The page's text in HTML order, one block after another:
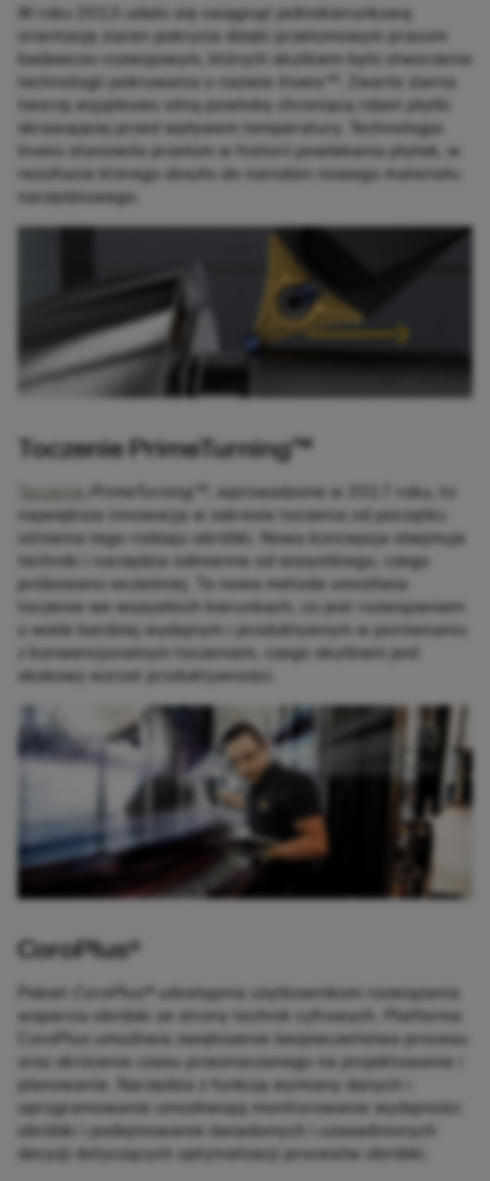
W roku 2013 udało się osiągnąć jednokierunkową
orientację ziaren pokrycia dzięki przełomowym pracom
badawczo-rozwojowym, których skutkiem było stworzenie
technologii pokrywania o nazwie Inveio™ . Zwarte ziarna
tworzą wyjątkowo silną powłokę chroniącą rdzeń płytki
skrawającej przed wpływem temperatury. Technologia
Inveio stanowiła przełom w historii powlekania płytek, w
rezultacie którego doszło do narodzin nowego materiału
narzędziowego.
Toczenie PrimeTurning™
Toczenie PrimeTurning™
, wprowadzone w 2017 roku, to
największa innowacja w zakresie toczenia od początku
istnienia tego rodzaju obróbki. Nowa koncepcja obejmuje
techniki i narzędzia odmienne od wszystkiego, czego
próbowano wcześniej. Ta nowa metoda umożliwia
toczenie we wszystkich kierunkach, co jest rozwiązaniem
o wiele bardziej wydajnym i produktywnym w porównaniu
z konwencjonalnym toczeniem, czego skutkiem jest
skokowy wzrost produktywności.
CoroPlus®
Pakiet CoroPlus® udostępnia użytkownikom rozwiązania
wsparcia obróbki ze strony technik cyfrowych. Platforma
CoroPlus umożliwia zwiększenie bezpieczeństwa procesu
oraz skrócenie czasu przeznaczanego na projektowanie i
planowanie. Narzędzia z funkcją wymiany danych i
oprogramowanie umożliwiają monitorowanie wydajności
obróbki i podejmowanie świadomych i uzasadnionych
decyzji dotyczących optymalizacji procesów obróbki.